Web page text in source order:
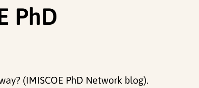
PhD
(IMISCOE PhD Network blog).